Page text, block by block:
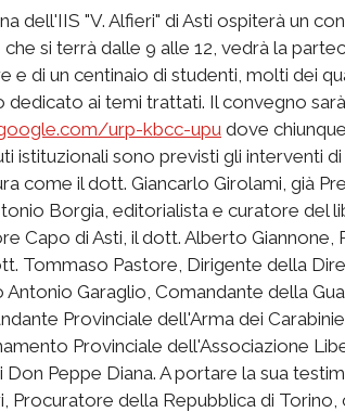
dell'IIS "V. Alfieri" di Asti ospiterà un
si terrà dalle 9 alle 12, vedrà la
e di un centinaio di studenti, molti dei
ai temi trattati. Il convegno
urp-kbcc-upu dove
istituzionali sono previsti gli interventi
come il dott. Giancarlo Girolami, già
Borgia, editorialista e curatore del
Capo di Asti, il dott. Alberto Giannone,
Tommaso Pastore, Dirigente della
Garaglio, Comandante della
Provinciale dell'Arma dei
Provinciale dell'Associazione
Peppe Diana. A portare la sua
Procuratore della Repubblica di Torino,